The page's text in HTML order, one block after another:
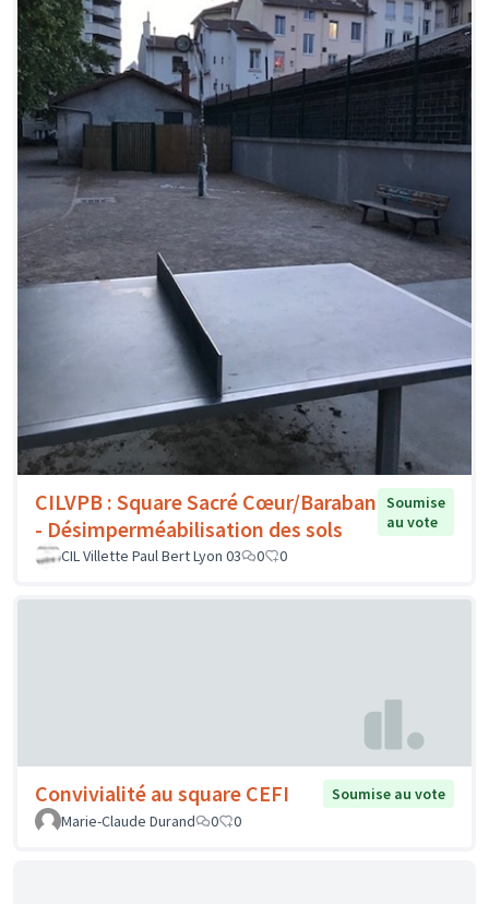
CILVPB : Square Sacré Cœur/Baraban
- Désimperméabilisation des sols
Soumise
au vote
CIL Villette Paul Bert Lyon 03
0 0
Convivialité au square CEFI
Soumise au vote
Marie-Claude Durand
0 0